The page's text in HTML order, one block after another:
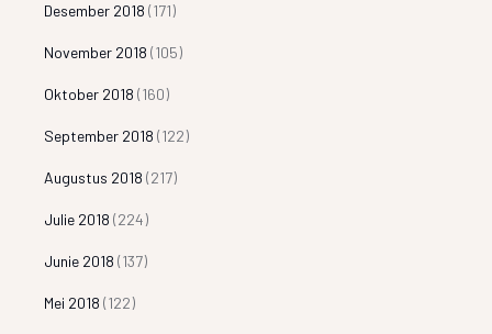
Desember 2018 (171)
November 2018 (105)
Oktober 2018 (160)
September 2018 (122)
Augustus 2018 (217)
Julie 2018 (224)
Junie 2018 (137)
Mei 2018 (122)